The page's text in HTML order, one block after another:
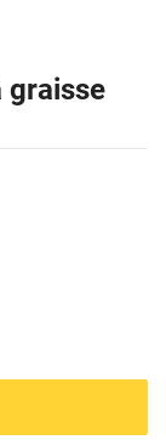
graisse